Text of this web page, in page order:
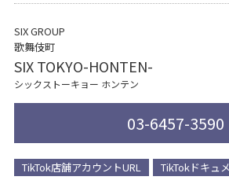
SIX GROUP
歌舞伎町
SIX TOKYO-HONTEN-
シックストーキョー ホンテン
03-6457-3590
TikTok店舗アカウントURL TikTokドキュ